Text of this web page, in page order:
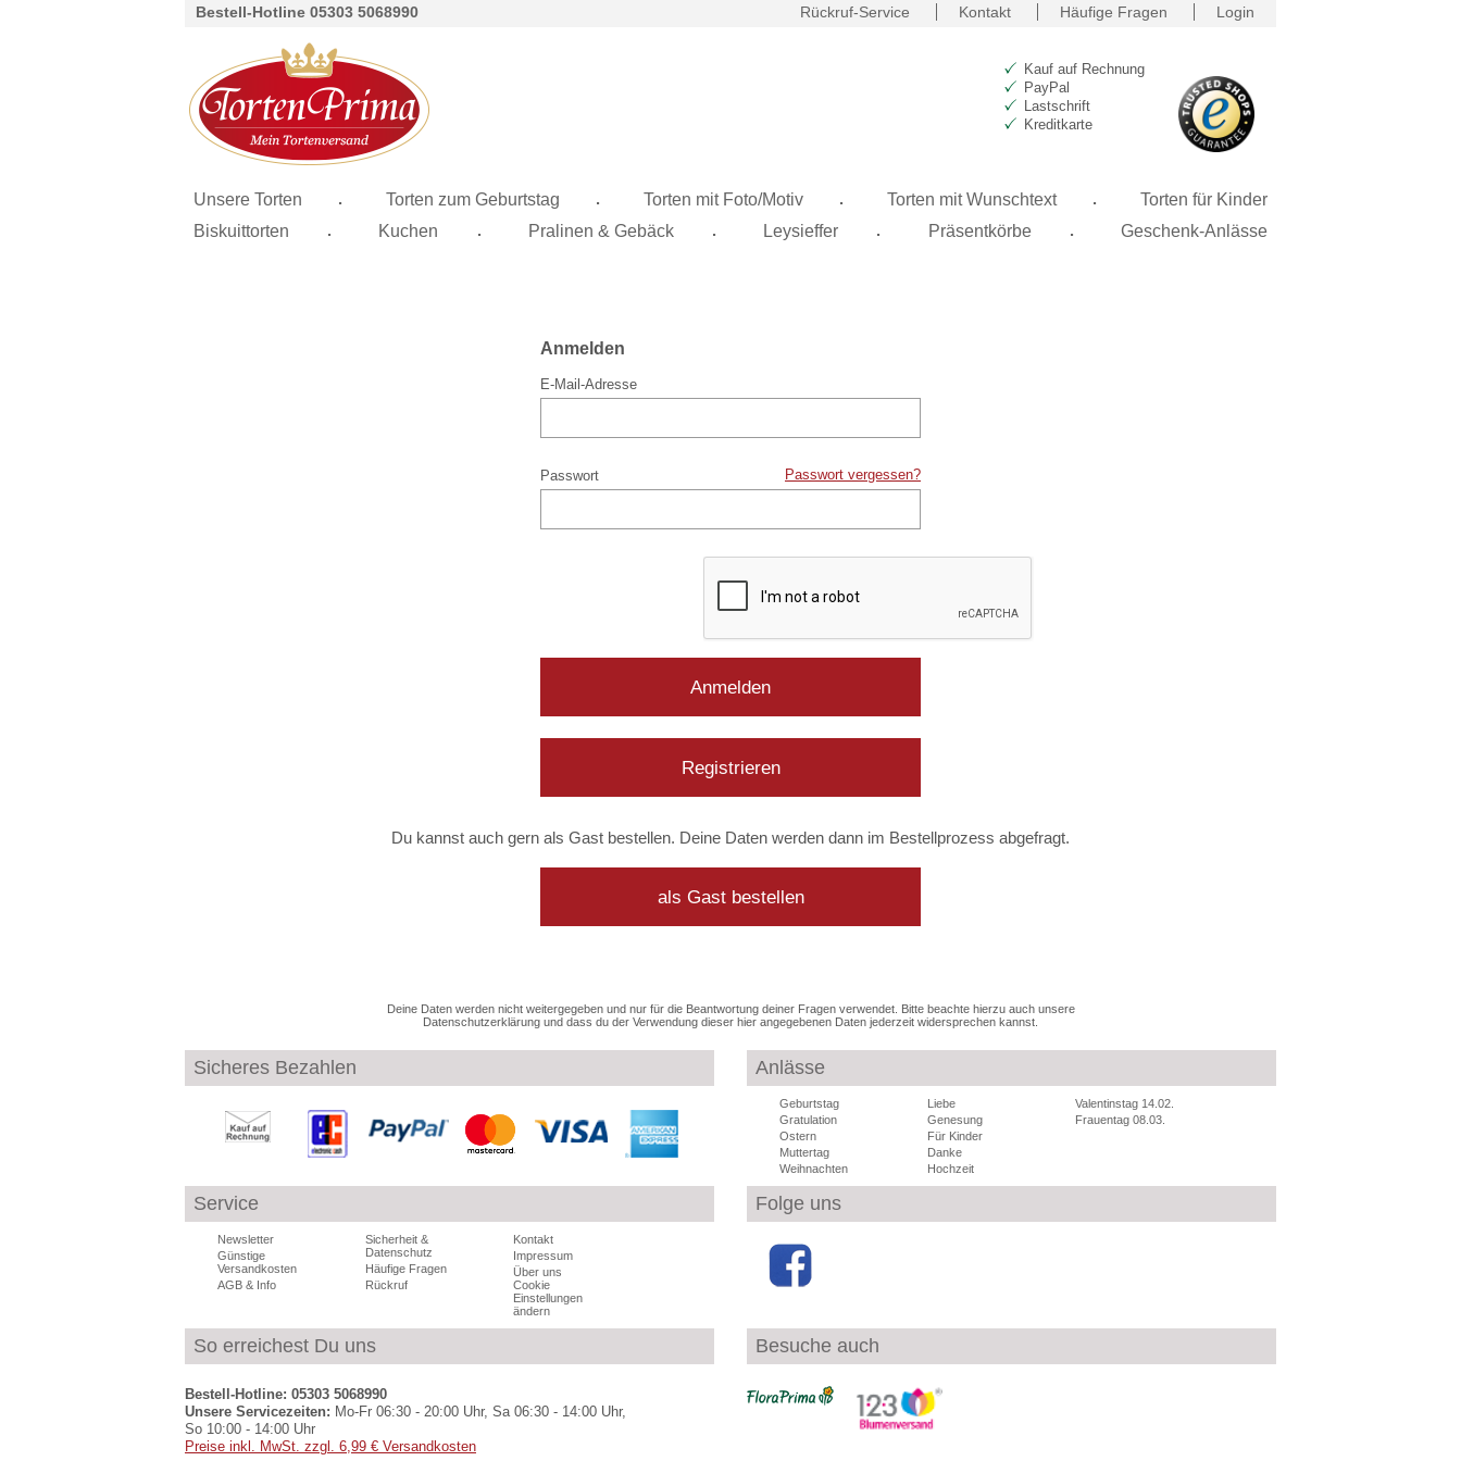
Bestell-Hotline 05303 5068990 Rückruf-Service Kontakt Häufige Fragen Login
Kauf auf Rechnung
PayPal
Lastschrift
Kreditkarte
Unsere Torten . Torten zum Geburtstag . Torten mit Foto/Motiv . Torten mit Wunschtext .
Torten für Kinder
Biskuittorten
. Kuchen . Pralinen & Gebäck . Leysieffer . Präsentkörbe . Geschenk-Anlässe
Anmelden
E-Mail-Adresse
Passwort Passwort vergessen?
Anmelden
Registrieren
Du kannst auch gern als Gast bestellen. Deine Daten werden dann im Bestellprozess abgefragt.
als Gast bestellen
Deine Daten werden nicht weitergegeben und nur für die Beantwortung deiner Fragen verwendet. Bitte beachte hierzu auch unsere
Datenschutzerklärung und dass du der Verwendung dieser hier angegebenen Daten jederzeit widersprechen kannst.
Sicheres Bezahlen Anlässe
Geburtstag
Gratulation
Ostern
Muttertag
Weihnachten
Liebe
Genesung
Für Kinder
Danke
Hochzeit
Valentinstag 14.02.
Frauentag 08.03.
Service
Newsletter
Günstige
Versandkosten
AGB & Info
Sicherheit &
Datenschutz
Häufige Fragen
Rückruf
Kontakt
Impressum
Über uns
Cookie
Einstellungen
ändern
Folge uns
So erreichest Du uns
Bestell-Hotline: 05303 5068990
Unsere Servicezeiten: Mo-Fr 06:30 - 20:00 Uhr, Sa 06:30 - 14:00 Uhr,
So 10:00 - 14:00 Uhr
Preise inkl. MwSt. zzgl. 6,99 € Versandkosten
Besuche auch